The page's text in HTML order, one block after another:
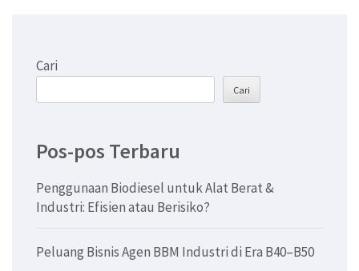
Cari
Cari
Pos-pos Terbaru
Penggunaan Biodiesel untuk Alat Berat &
Industri: Efisien atau Berisiko?
Peluang Bisnis Agen BBM Industri di Era B40–B50